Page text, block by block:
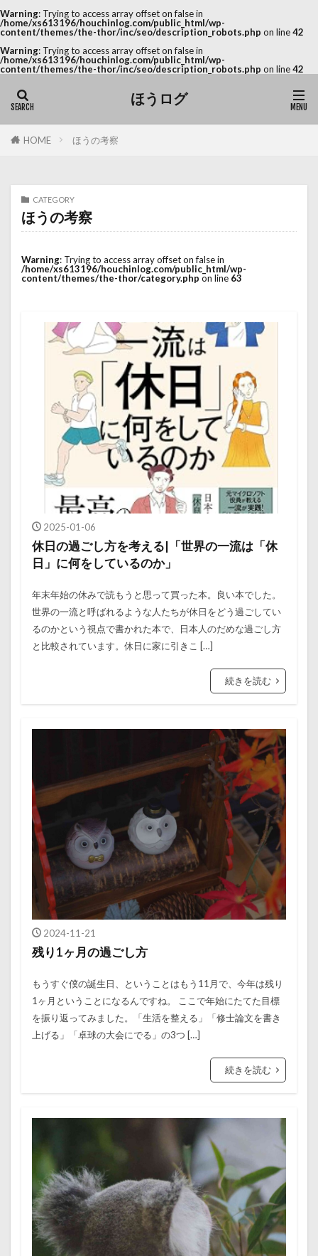
Warning: Trying to access array offset on false in
/home/xs613196/houchinlog.com/public_html/wp-
content/themes/the-thor/inc/seo/description_robots.php on line42
Warning: Trying to access array offset on false in
/home/xs613196/houchinlog.com/public_html/wp-
content/themes/the-thor/inc/seo/description_robots.php on line42
ほうログ
HOME ほうの考察
CATEGORY
ほうの考察
Warning: Trying to access array offset on false in
/home/xs613196/houchinlog.com/public_html/wp-
content/themes/the-thor/category.php on line 63
2025-01-06
休日の過ごし方を考える|「世界の一流は「休
日」に何をしているのか」
年末年始の休みで読もうと思って買った本。良い本でした。
世界の一流と呼ばれるような人たちが休日をどう過ごしてい
るのかという視点で書かれた本で、日本人のだめな過ごし方
と比較されています。休日に家に引きこ […]
続きを読む
2024-11-21
残り1ヶ月の過ごし方
もうすぐ僕の誕生日、ということはもう11月で、今年は残り
1ヶ月ということになるんですね。 ここで年始にたてた目標
を振り返ってみました。「生活を整える」「修士論文を書き
上げる」「卓球の大会にでる」の3つ […]
続きを読む